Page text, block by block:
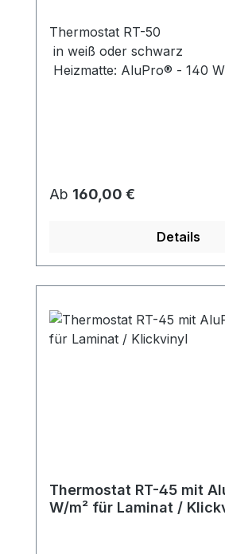
Thermostat RT-50
in weiß oder schwarz
Heizmatte: AluPro® - 140
Regulärer Preis:
Ab 160,00 €
Details
Thermostat RT-45 mit
W/m² für Laminat /